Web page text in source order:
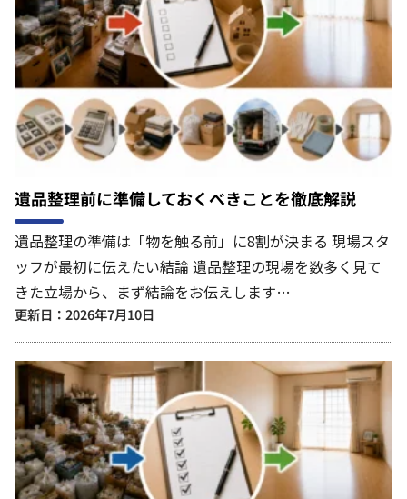
遺品整理前に準備しておくべきことを徹底解説
遺品整理の準備は「物を触る前」に8割が決まる 現場スタ
ッフが最初に伝えたい結論 遺品整理の現場を数多く見て
きた立場から、まず結論をお伝えします…
更新日：2026年7月10日